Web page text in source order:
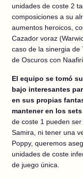
unidades de coste 2
composiciones a su
aumentos heroicos,
Cazador voraz
caso de la sinergia de
de Oscuros con Naafiri
El equipo se tomó
bajo interesantes
en sus propias
mantener en los
de coste 1 pueden
Samira, ni tener una
Poppy, queremos
unidades de coste
de juego única.